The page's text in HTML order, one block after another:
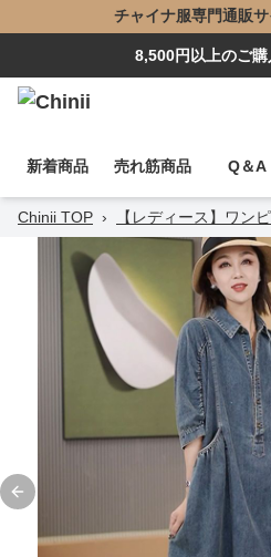
チャイナ服専門通販
8,500円以上のご
新着商品 売れ筋商品 Q＆A
Chinii TOP › 【レディース】ワン
Previous slide